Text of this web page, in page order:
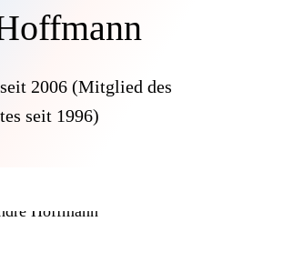
2006 (Mitglied des
seit 1996)